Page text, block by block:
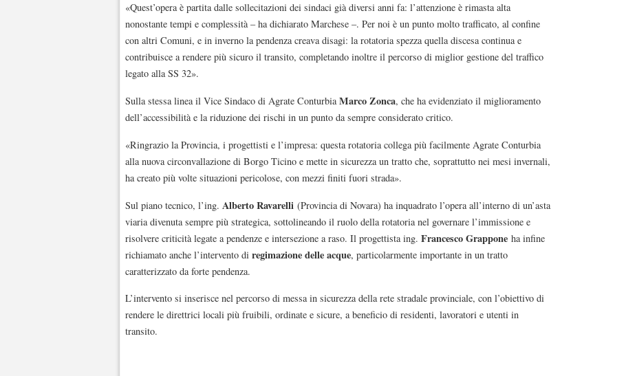
«Quest’opera è partita dalle sollecitazioni dei sindaci già diversi anni fa: l’attenzione è rimasta alta
nonostante tempi e complessità – ha dichiarato Marchese –. Per noi è un punto molto trafficato, al confine
con altri Comuni, e in inverno la pendenza creava disagi: la rotatoria spezza quella discesa continua e
contribuisce a rendere più sicuro il transito, completando inoltre il percorso di miglior gestione del traffico
legato alla SS 32».
Sulla stessa linea il Vice Sindaco di Agrate ConturbiaMarco Zonca, che ha evidenziato il miglioramento
dell’accessibilità e la riduzione dei rischi in un punto da sempre considerato critico.
«Ringrazio la Provincia, i progettisti e l’impresa: questa rotatoria collega più facilmente Agrate Conturbia
alla nuova circonvallazione di Borgo Ticino e mette in sicurezza un tratto che, soprattutto nei mesi invernali,
ha creato più volte situazioni pericolose, con mezzi finiti fuori strada».
Sul piano tecnico, l’ing. Alberto Ravarelli (Provincia di Novara) ha inquadrato l’opera all’interno di un’asta
viaria divenuta sempre più strategica, sottolineando il ruolo della rotatoria nel governare l’immissione e
risolvere criticità legate a pendenze e intersezione a raso. Il progettista ing. Francesco Grappone ha infine
richiamato anche l’intervento di regimazione delle acque, particolarmente importante in un tratto
caratterizzato da forte pendenza.
L’intervento si inserisce nel percorso di messa in sicurezza della rete stradale provinciale, con l’obiettivo di
rendere le direttrici locali più fruibili, ordinate e sicure, a beneficio di residenti, lavoratori e utenti in
transito.